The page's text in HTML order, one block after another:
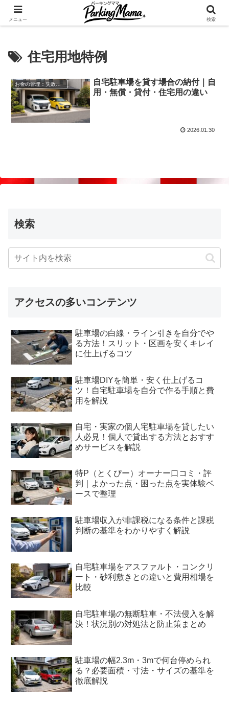
✨空き家・自宅の駐車場を貸してゆとりget🍵
住宅用地特例
お金の管理：失敗しない自宅駐車場貸し出し
自宅駐車場を貸す場合の納付｜自
用・無償・貸付・住宅用の違い
2026.01.30
検索
アクセスの多いコンテンツ
駐車場の白線・ライン引きを自分でや
る方法！スリット・区画を安くキレイ
に仕上げるコツ
駐車場DIYを簡単・安く仕上げるコ
ツ！自宅駐車場を自分で作る手順と費
用を解説
自宅・実家の個人宅駐車場を貸したい
人必見！個人で貸出する方法とおすす
めサービスを解説
特P（とくぴー）オーナー口コミ・評
判｜よかった点・困った点を実体験ベ
ースで整理
駐車場収入が非課税になる条件と課税
判断の基準をわかりやすく解説
自宅駐車場をアスファルト・コンクリ
ート・砂利敷きとの違いと費用相場を
比較
自宅駐車場の無断駐車・不法侵入を解
決！状況別の対処法と防止策まとめ
駐車場の幅2.3m・3mで何台停められ
る？必要面積・寸法・サイズの基準を
徹底解説
メニュー 検索